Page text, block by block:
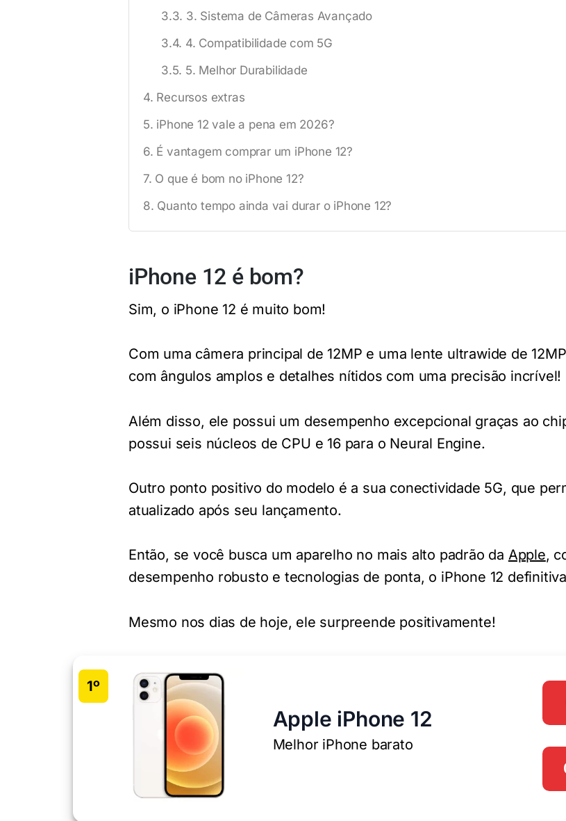
3. Sistema de Câmeras Avançado
4. Compatibilidade com 5G
5. Melhor Durabilidade
Recursos extras
iPhone 12 vale a pena em 2026?
É vantagem comprar um iPhone 12?
O que é bom no iPhone 12?
Quanto tempo ainda vai durar o iPhone 12?
iPhone 12 é bom?
Sim, o iPhone 12 é muito bom!
Com uma câmera principal de 12MP e uma lente ultrawide de
com ângulos amplos e detalhes nítidos com uma precisão incrível!
Além disso, ele possui um desempenho excepcional graças ao
possui seis núcleos de CPU e 16 para o Neural Engine.
Outro ponto positivo do modelo é a sua conectividade 5G, que
atualizado após seu lançamento.
Então, se você busca um aparelho no mais alto padrão da Apple,
desempenho robusto e tecnologias de ponta, o iPhone 12
Mesmo nos dias de hoje, ele surpreende positivamente!
1º
Apple iPhone 12
Melhor iPhone barato